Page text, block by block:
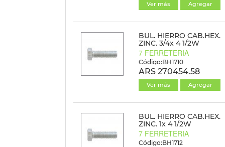
Ver más Agregar
BUL. HIERRO CAB.HEX.
ZINC. 3/4x 4 1/2W
7 FERRETERIA
Código:BH1710
ARS 270454.58
Ver más Agregar
BUL. HIERRO CAB.HEX.
ZINC. 1x 4 1/2W
7 FERRETERIA
Código:BH1712